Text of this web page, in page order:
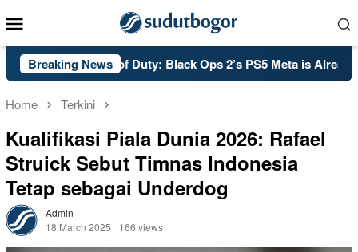
to
Menu
Breaking News
PSA: Call of Duty: Black Ops 2’s PS5 Meta is Already Set
Home Terkini
Kualifikasi Piala Dunia 2026: Rafael
Struick Sebut Timnas Indonesia
Tetap sebagai Underdog
Admin
18 March 2025
166 views